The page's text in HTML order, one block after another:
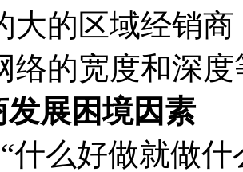
大的区域经销
络的宽度和深
发展困境因素
么好做就做什